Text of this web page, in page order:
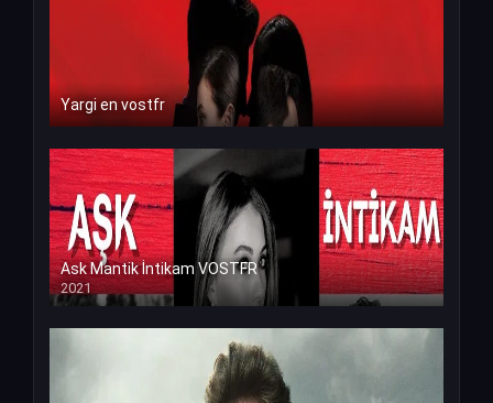
Yargi en vostfr
Ask Mantik İntikam VOSTFR
2021